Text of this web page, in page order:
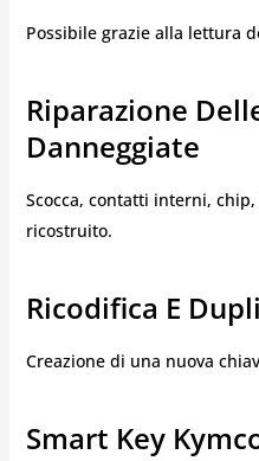
Possibile grazie alla lettura
Riparazione
Danneggiate
Scocca, contatti interni,
ricostruito.
Ricodifica E
Creazione di una nuova
Smart Key